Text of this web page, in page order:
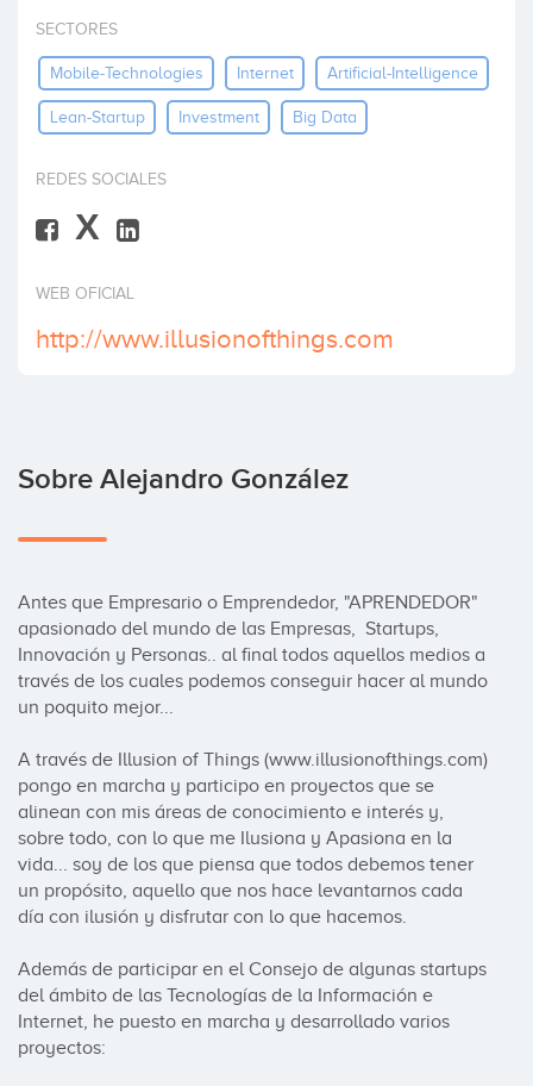
Invertir
SECTORES
Mobile-Technologies Internet Artificial-Intelligence
Lean-Startup Investment Big Data
REDES SOCIALES
X
WEB OFICIAL
http://www.illusionofthings.com
Sobre Alejandro González
Antes que Empresario o Emprendedor, "APRENDEDOR"
apasionado del mundo de las Empresas,  Startups,
Innovación y Personas.. al final todos aquellos medios a
través de los cuales podemos conseguir hacer al mundo
un poquito mejor...
A través de Illusion of Things (www.illusionofthings.com)
pongo en marcha y participo en proyectos que se
alinean con mis áreas de conocimiento e interés y,
sobre todo, con lo que me Ilusiona y Apasiona en la
vida... soy de los que piensa que todos debemos tener
un propósito, aquello que nos hace levantarnos cada
día con ilusión y disfrutar con lo que hacemos.
Además de participar en el Consejo de algunas startups
del ámbito de las Tecnologías de la Información e
Internet, he puesto en marcha y desarrollado varios
proyectos: